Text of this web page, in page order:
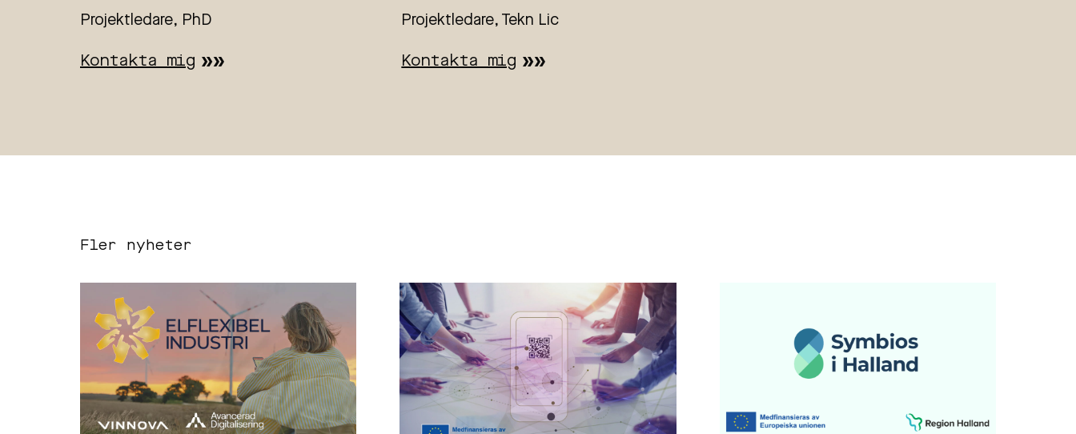
Projektledare, PhD
Kontakta mig
Projektledare, Tekn Lic
Kontakta mig
Fler nyheter